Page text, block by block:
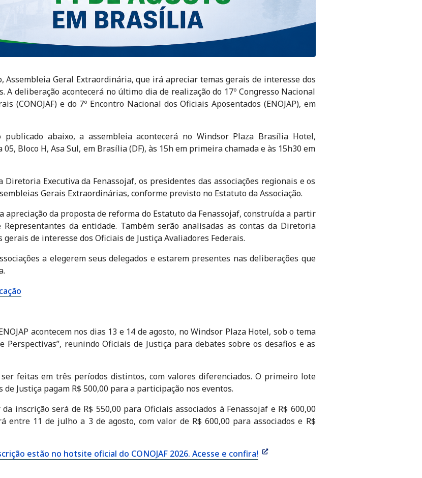
Assembleia Geral Extraordinária, que irá apreciar temas gerais de interesse dos
A deliberação acontecerá no último dia de realização do 17º Congresso Nacional
(CONOJAF) e do 7º Encontro Nacional dos Oficiais Aposentados (ENOJAP), em
publicado abaixo, a assembleia acontecerá no Windsor Plaza Brasília Hotel,
Bloco H, Asa Sul, em Brasília (DF), às 15h em primeira chamada e às 15h30 em
Diretoria Executiva da Fenassojaf, os presidentes das associações regionais e os
Gerais Extraordinárias, conforme previsto no Estatuto da Associação.
apreciação da proposta de reforma do Estatuto da Fenassojaf, construída a partir
da entidade. Também serão analisadas as contas da Diretoria
de interesse dos Oficiais de Justiça Avaliadores Federais.
a elegerem seus delegados e estarem presentes nas deliberações que
acontecem nos dias 13 e 14 de agosto, no Windsor Plaza Hotel, sob o tema
Perspectivas”, reunindo Oficiais de Justiça para debates sobre os desafios e as
feitas em três períodos distintos, com valores diferenciados. O primeiro lote
Justiça pagam R$ 500,00 para a participação nos eventos.
inscrição será de R$ 550,00 para Oficiais associados à Fenassojaf e R$ 600,00
entre 11 de julho a 3 de agosto, com valor de R$ 600,00 para associados e R$
estão no hotsite oficial do CONOJAF 2026. Acesse e confira!